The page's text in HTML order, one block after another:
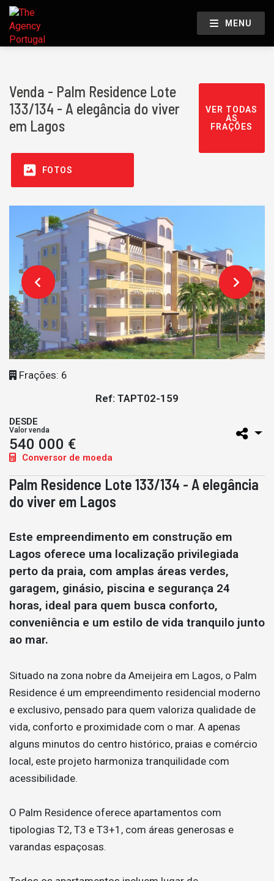
MENU
Venda - Palm Residence Lote
133/134 - A elegância do viver
em Lagos
VER TODAS
AS
FRAÇÕES
FOTOS
Frações: 6
Ref: TAPT02-159
DESDE
Valor venda
540 000 €
Conversor de moeda
Palm Residence Lote 133/134 - A elegância
do viver em Lagos
Este empreendimento em construção em
Lagos oferece uma localização privilegiada
perto da praia, com amplas áreas verdes,
garagem, ginásio, piscina e segurança 24
horas, ideal para quem busca conforto,
conveniência e um estilo de vida tranquilo junto
ao mar.
Situado na zona nobre da Ameijeira em Lagos, o Palm
Residence é um empreendimento residencial moderno
e exclusivo, pensado para quem valoriza qualidade de
vida, conforto e proximidade com o mar. A apenas
alguns minutos do centro histórico, praias e comércio
local, este projeto harmoniza tranquilidade com
acessibilidade.
O Palm Residence oferece apartamentos com
tipologias T2, T3 e T3+1, com áreas generosas e
varandas espaçosas.